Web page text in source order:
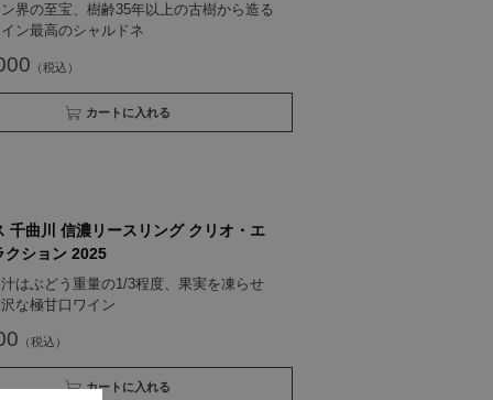
界の至宝、樹齢35年以上の古樹から造る
ン最高のシャルドネ
買い物かごへ入れる
千曲川 信濃リースリング クリオ・エ
クション 2025
はぶどう重量の1/3程度、果実を凍らせ
な極甘口ワイン
買い物かごへ入れる